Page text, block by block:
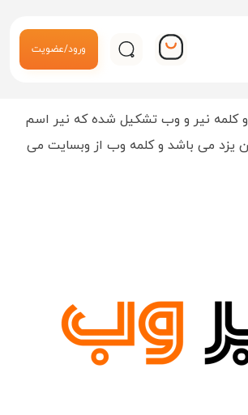
ورود/عضویت
کلمه نیر و وب تشکیل شده که نیر اسم
یزد می باشد و کلمه وب از وبسایت می